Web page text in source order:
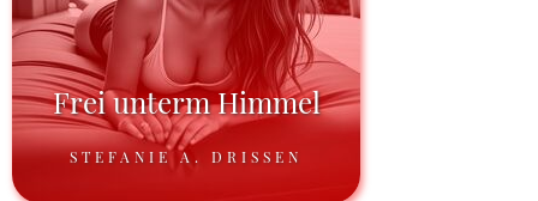
Frei unterm Himmel
STEFANIE A. DRISSEN